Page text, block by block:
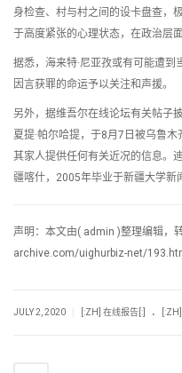
身检查、村与村之间的设卡盘查，
于高度紧张的心理状态，在政治层
据悉，海来特·尼亚孜或有可能遭
因言获罪的命运予以关注和声援。
另外，据维吾尔在线论坛有关帖子
夏提·帕尔哈提，于8月7日被乌鲁
其家人提供任何有关近况的信息。
疆喀什，2005年毕业于新疆大学新
声明：本文由( admin )整理编辑，
archive.com/uighurbiz-net/
JULY 2, 2020 [:ZH] 在线报告[:] .